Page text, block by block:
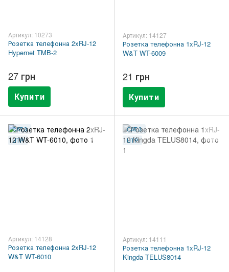
Артикул: 10273
Розетка телефонна 2xRJ-12
Hypernet TMB-2
27 грн
Купити
Артикул: 14127
Розетка телефонна 1xRJ-12
W&T WT-6009
21 грн
Купити
CAT.3
UTP
Артикул: 14128
Розетка телефонна 2xRJ-12
W&T WT-6010
CAT.3
UTP
Артикул: 14111
Розетка телефонна 1xRJ-12
Kingda TELUS8014